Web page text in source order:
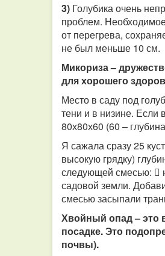
3) Голубика очень
проблем.
от перегрева,
не был меньше 10 см.
Микориза –
для хорошего
Место в саду под
тени и в низине. Если
80х80х60 (60 –
Я сажала сразу 25
высокую грядку)
следующей смесью: 
садовой земли.
смесью засыпали
Хвойный опад – это
посадке. Это
почвы).